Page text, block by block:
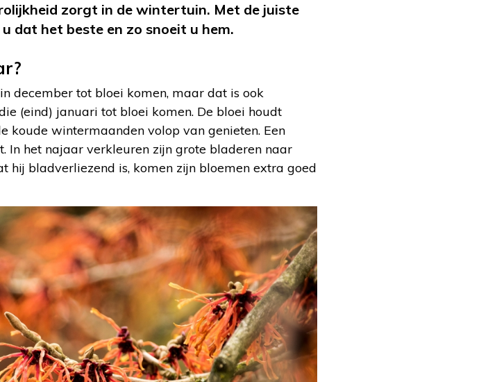
zorgt in de wintertuin. Met de juiste
dat het beste en zo snoeit u hem.
december tot bloei komen, maar dat is ook
(eind) januari tot bloei komen. De bloei houdt
koude wintermaanden volop van genieten. Een
het najaar verkleuren zijn grote bladeren naar
hij bladverliezend is, komen zijn bloemen extra goed